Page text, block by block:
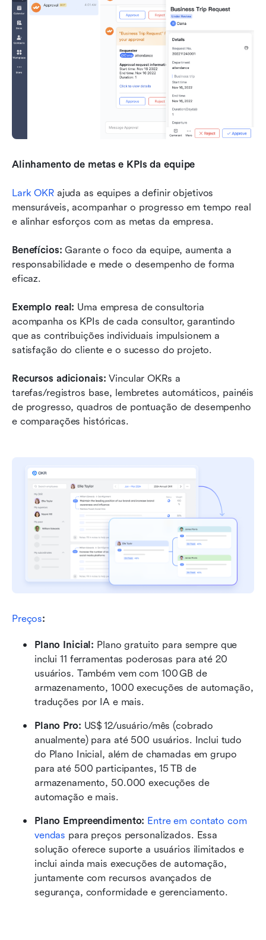
Alinhamento de metas e KPIs da equipe
Lark OKR ajuda as equipes a definir objetivos
mensuráveis, acompanhar o progresso em tempo real
e alinhar esforços com as metas da empresa.
Benefícios: Garante o foco da equipe, aumenta a
responsabilidade e mede o desempenho de forma
eficaz.
Exemplo real: Uma empresa de consultoria
acompanha os KPIs de cada consultor, garantindo
que as contribuições individuais impulsionem a
satisfação do cliente e o sucesso do projeto.
Recursos adicionais: Vincular OKRs a
tarefas/registros base, lembretes automáticos, painéis
de progresso, quadros de pontuação de desempenho
e comparações históricas.
Preços:
Plano Inicial: Plano gratuito para sempre que
inclui 11 ferramentas poderosas para até 20
usuários. Também vem com 100 GB de
armazenamento, 1000 execuções de automação,
traduções por IA e mais.
Plano Pro: US$ 12/usuário/mês (cobrado
anualmente) para até 500 usuários. Inclui tudo
do Plano Inicial, além de chamadas em grupo
para até 500 participantes, 15 TB de
armazenamento, 50.000 execuções de
automação e mais.
Plano Empreendimento: Entre em contato com
vendas para preços personalizados. Essa
solução oferece suporte a usuários ilimitados e
inclui ainda mais execuções de automação,
juntamente com recursos avançados de
segurança, conformidade e gerenciamento.